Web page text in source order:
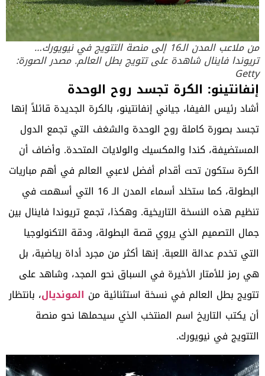
من ملاعب المدن الـ16 إلى منصة التتويج في نيويورك…
تريوندا فاينال شاهدة على تتويج بطل العالم. مصدر الصورة:
Getty
إنفانتينو: الكرة تجسد روح الوحدة
أشاد رئيس الفيفا، جياني إنفانتينو، بالكرة الجديدة قائلاً إنها
تجسد بصورة كاملة روح الوحدة والشغف التي تجمع الدول
المستضيفة، كندا والمكسيك والولايات المتحدة. وأضاف أن
الكرة ستكون تحت أقدام أفضل لاعبي العالم في أهم مباريات
البطولة، كما ستخلد أسماء المدن الـ 16 التي أسهمت في
تنظيم هذه النسخة التاريخية. وهكذا، تجمع تريوندا فاينال بين
جمال التصميم الذي يروي قصة البطولة، ودقة التكنولوجيا
التي تخدم عدالة اللعبة. إنها أكثر من مجرد أداة رياضية، بل
هي رمز للأمتار الأخيرة في السباق نحو المجد، وشاهد على
تتويج بطل العالم في نسخة استثنائية من المونديال، بانتظار
أن يكتب التاريخ اسم المنتخب الذي سيحملها نحو منصة
التتويج في نيويورك.